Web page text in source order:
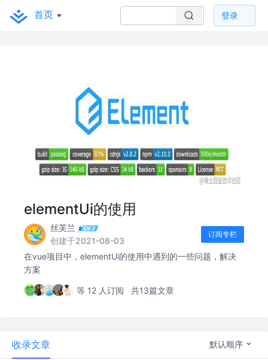
首页 登录
elementUi的使用
丝芙兰
创建于2021-08-03
订阅专栏
在vue项目中，elementUi的使用中遇到的一些问题，解决
方案
等 12 人订阅 共13篇文章
收录文章 默认顺序